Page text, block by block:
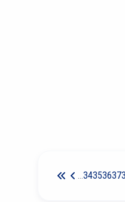
…34353637